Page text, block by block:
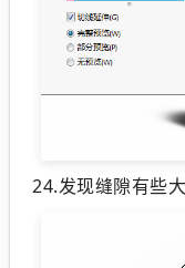
24.发现缝隙有些大